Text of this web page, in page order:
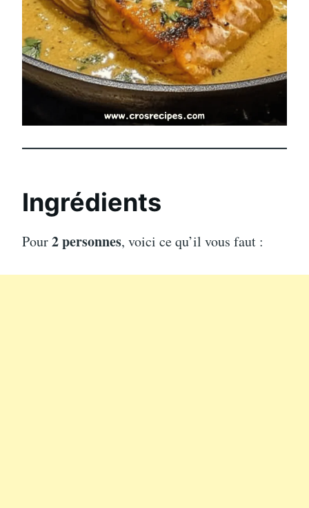
Ingrédients
Pour2 personnes, voici ce qu’il vous faut :